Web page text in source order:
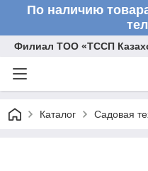
По наличию
Филиал ТОО «ТССП
Каталог Садовая